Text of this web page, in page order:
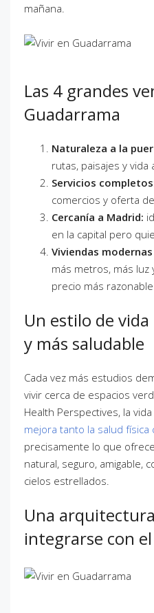
mañana.
Las 4 grandes
Guadarrama
Naturaleza a la
rutas, paisajes y vida
Servicios
comercios y oferta
Cercanía a Madrid:
en la capital pero
Viviendas
más metros, más
precio más
Un estilo de
y más saludable
Cada vez más estudios
vivir cerca de espacios
Health Perspectives, la
mejora tanto la salud física
precisamente lo que
natural, seguro, amigable,
cielos estrellados.
Una
integrarse con